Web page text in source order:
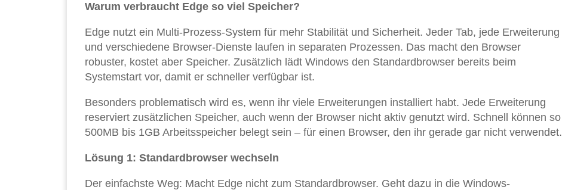
Warum verbraucht Edge so viel Speicher?
Edge nutzt ein Multi-Prozess-System für mehr Stabilität und Sicherheit. Jeder Tab, jede Erweiterung
und verschiedene Browser-Dienste laufen in separaten Prozessen. Das macht den Browser
robuster, kostet aber Speicher. Zusätzlich lädt Windows den Standardbrowser bereits beim
Systemstart vor, damit er schneller verfügbar ist.
Besonders problematisch wird es, wenn ihr viele Erweiterungen installiert habt. Jede Erweiterung
reserviert zusätzlichen Speicher, auch wenn der Browser nicht aktiv genutzt wird. Schnell können so
500MB bis 1GB Arbeitsspeicher belegt sein – für einen Browser, den ihr gerade gar nicht verwendet.
Lösung 1: Standardbrowser wechseln
Der einfachste Weg: Macht Edge nicht zum Standardbrowser. Geht dazu in die Windows-